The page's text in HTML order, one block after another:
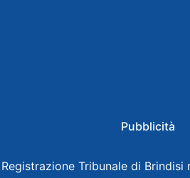
Pubblicità
Tribunale di